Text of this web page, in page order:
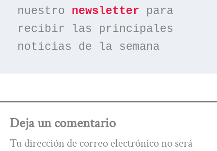
nuestro newsletter para
recibir las principales
noticias de la semana
Deja un comentario
Tu dirección de correo electrónico no será